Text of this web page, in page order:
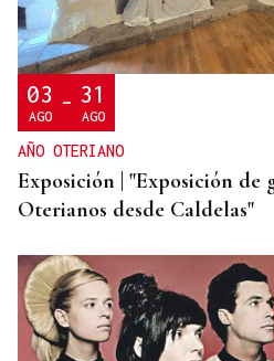
Vivas pide expulsar de
siguen en Ceuta y "blindar"
medios europeos
03
AGO - 31
AGO
AÑO OTERIANO
Exposición | "Exposición de
Oterianos desde Caldelas"